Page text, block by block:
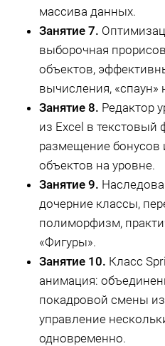
массива данных.
Занятие 7.
выборочная
объектов,
вычисления,
Занятие 8. Редактор
из Excel в текстовый
размещение бонусов
объектов на уровне.
Занятие 9.
дочерние классы,
полиморфизм,
«Фигуры».
Занятие 10. Класс
анимация:
покадровой смены
управление
одновременно.